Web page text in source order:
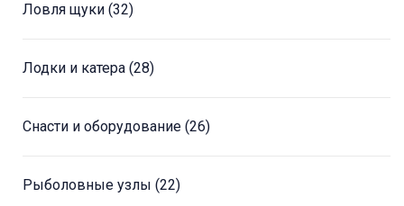
Ловля щуки (32)
Лодки и катера (28)
Снасти и оборудование (26)
Рыболовные узлы (22)